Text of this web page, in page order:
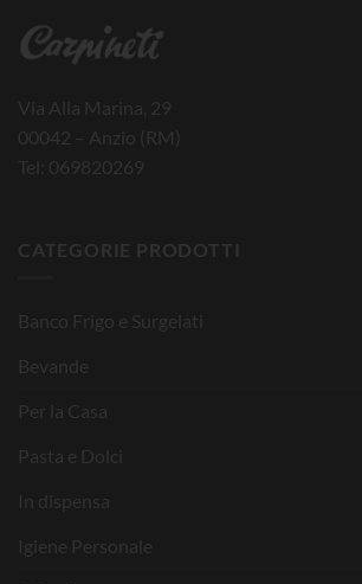
Via Alla Marina, 29
00042 – Anzio (RM)
Tel: 069820269
CATEGORIE PRODOTTI
Banco Frigo e Surgelati
Bevande
Per la Casa
Pasta e Dolci
In dispensa
Igiene Personale